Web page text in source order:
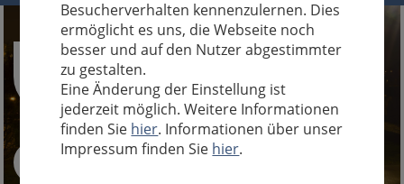
Sucheingabe
Besucherverhalten kennenzulernen. Dies
ermöglicht es uns, die Webseite noch
besser und auf den Nutzer abgestimmter
zu gestalten.
Eine Änderung der Einstellung ist
jederzeit möglich. Weitere Informationen
finden Sie hier. Informationen über unser
Impressum finden Sie hier.